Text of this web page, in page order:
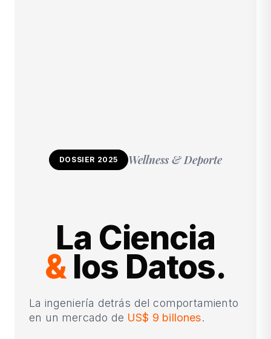
DOSSIER 2025 Wellness & Deporte
La Ciencia
&los Datos.
La ingeniería detrás del comportamiento
en un mercado de US$ 9 billones.